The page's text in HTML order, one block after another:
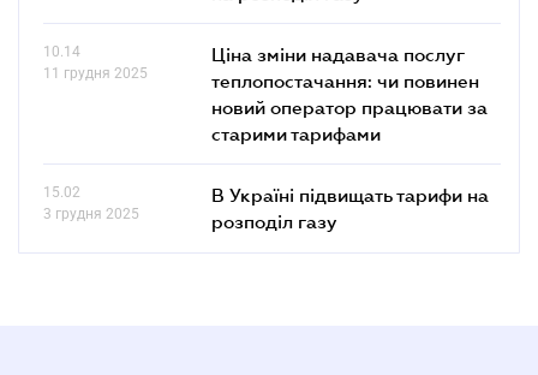
10.14
11 грудня 2025
Ціна зміни надавача послуг
теплопостачання: чи повинен
новий оператор працювати за
старими тарифами
15.02
3 грудня 2025
В Україні підвищать тарифи на
розподіл газу